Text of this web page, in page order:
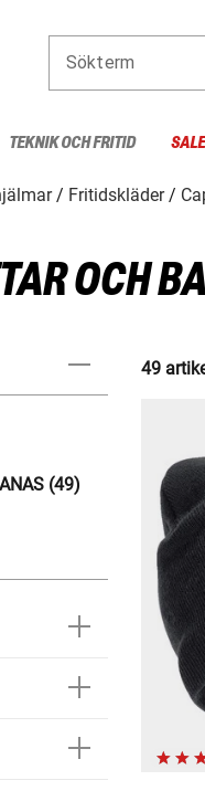
Sökterm
TEKNIK OCH FRITID
Fritidskläder
OCH
(49)
49